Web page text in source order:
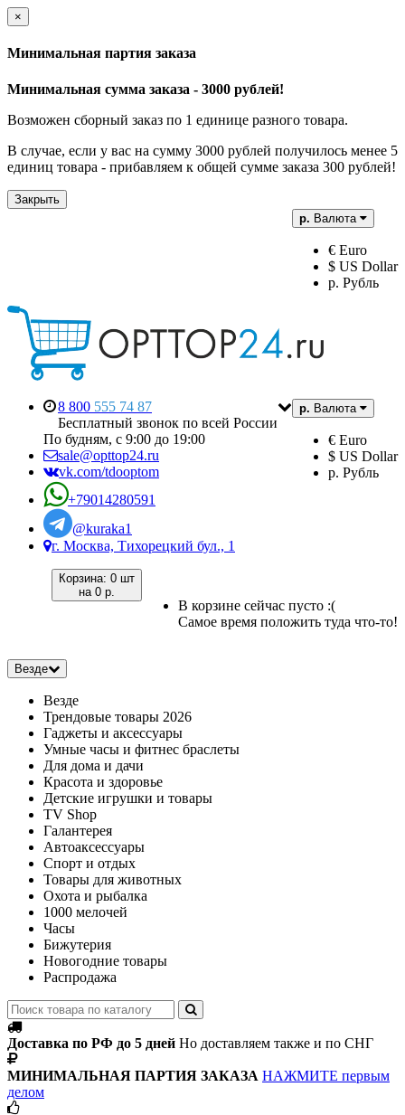
×
Минимальная партия заказа
Минимальная сумма заказа - 3000 рублей!
Возможен сборный заказ по 1 единице разного товара.
В случае, если у вас на сумму 3000 рублей получилось менее 5
единиц товара - прибавляем к общей сумме заказа 300 рублей!
Закрыть
р. Валюта
€ Euro
$ US Dollar
р. Рубль
р. Валюта
€ Euro
$ US Dollar
р. Рубль
8 800 555 74 87
Бесплатный звонок по всей России
По будням, с 9:00 до 19:00
sale@opttop24.ru
vk.com/tdooptom
+79014280591
@kuraka1
г. Москва, Тихорецкий бул., 1
Корзина: 0 шт
на 0 р.
В корзине сейчас пусто :(
Самое время положить туда что-то!
Везде
Везде
Трендовые товары 2026
Гаджеты и аксессуары
Умные часы и фитнес браслеты
Для дома и дачи
Красота и здоровье
Детские игрушки и товары
TV Shop
Галантерея
Автоаксессуары
Спорт и отдых
Товары для животных
Охота и рыбалка
1000 мелочей
Часы
Бижутерия
Новогодние товары
Распродажа
Доставка по РФ до 5 дней Но доставляем также и по СНГ
МИНИМАЛЬНАЯ ПАРТИЯ ЗАКАЗА НАЖМИТЕ первым
делом